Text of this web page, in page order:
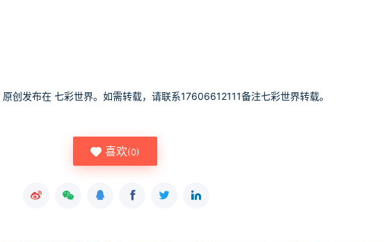
原创发布在 七彩世界。如需转载，请联系17606612111备注七彩世界转载。
喜欢(0)